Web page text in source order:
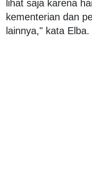
lihat saja karena
kementerian dan
lainnya," kata Elba.